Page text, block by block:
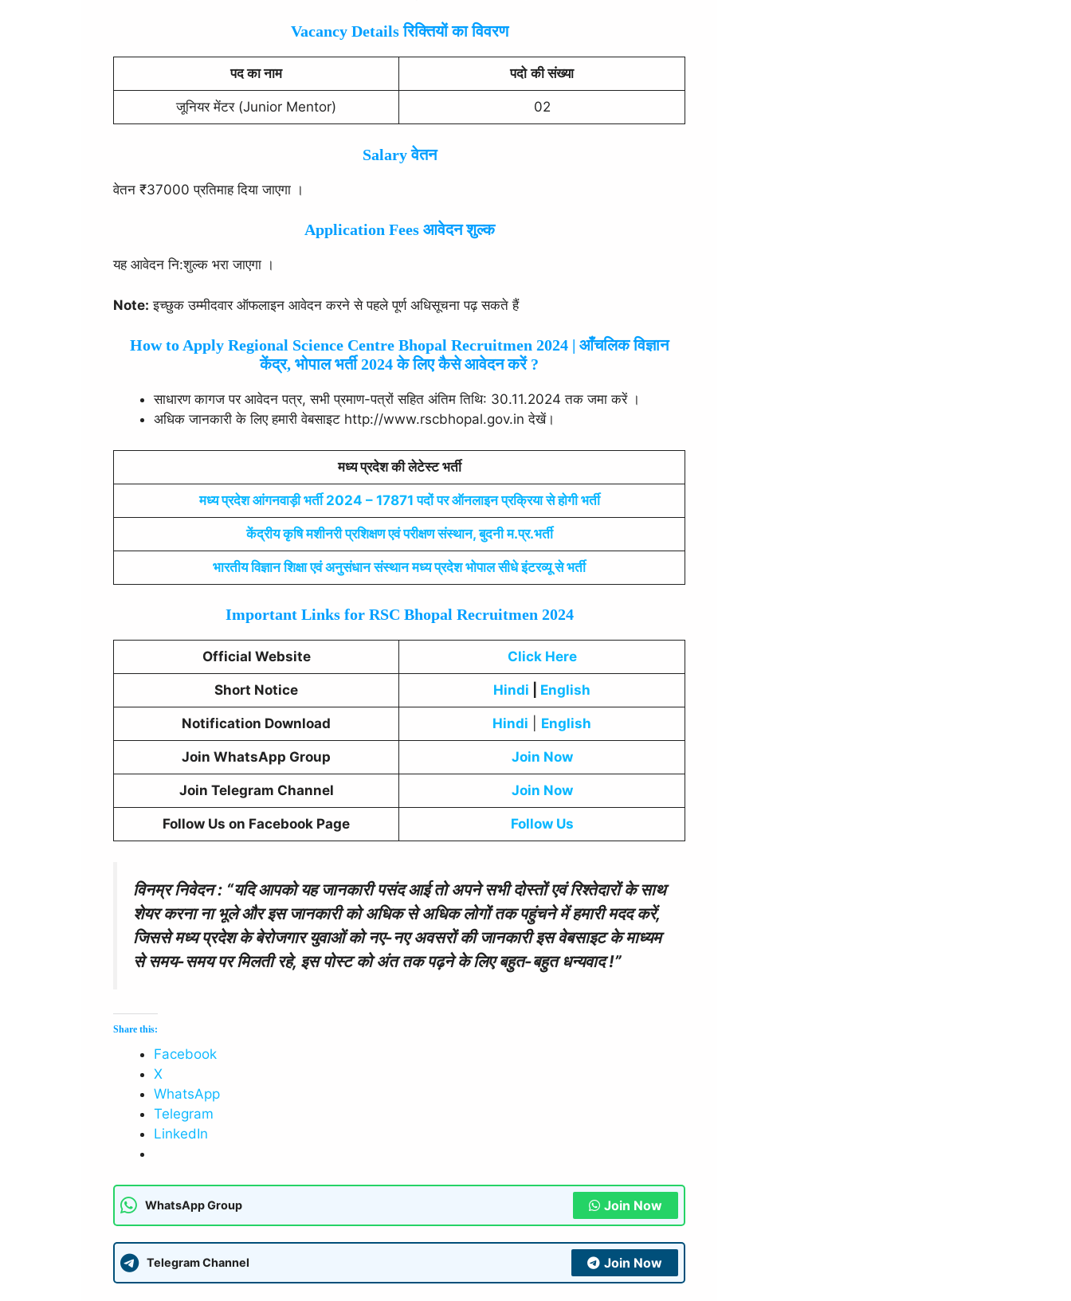
Vacancy Details रिक्तियों का विवरण
पद का नाम पदो की संख्या
जूनियर मेंटर (Junior Mentor) 02
Salary वेतन
वेतन ₹37000 प्रतिमाह दिया जाएगा ।
Application Fees आवेदन शुल्क
यह आवेदन नि:शुल्क भरा जाएगा ।
Note: इच्छुक उम्मीदवार ऑफलाइन आवेदन करने से पहले पूर्ण अधिसूचना पढ़ सकते हैं
How to Apply Regional Science Centre Bhopal Recruitmen 2024 | आँचलिक विज्ञान
केंद्र, भोपाल भर्ती 2024 के लिए कैसे आवेदन करें ?
साधारण कागज पर आवेदन पत्र, सभी प्रमाण-पत्रों सहित अंतिम तिथि: 30.11.2024 तक जमा करें ।
अधिक जानकारी के लिए हमारी वेबसाइट http://www.rscbhopal.gov.in देखें।
मध्य प्रदेश की लेटेस्ट भर्ती
मध्य प्रदेश आंगनवाड़ी भर्ती 2024 – 17871 पदों पर ऑनलाइन प्रक्रिया से होगी भर्ती
केंद्रीय कृषि मशीनरी प्रशिक्षण एवं परीक्षण संस्थान, बुदनी म.प्र.भर्ती
भारतीय विज्ञान शिक्षा एवं अनुसंधान संस्थान मध्य प्रदेश भोपाल सीधे इंटरव्यू से भर्ती
Important Links for RSC Bhopal Recruitmen 2024
Official Website Click Here
Short Notice Hindi English
Notification Download Hindi English
Join WhatsApp Group Join Now
Join Telegram Channel Join Now
Follow Us on Facebook Page Follow Us
विनम्र निवेदन : “यदि आपको यह जानकारी पसंद आई तो अपने सभी दोस्तों एवं रिश्तेदारों के साथ
शेयर करना ना भूले और इस जानकारी को अधिक से अधिक लोगों तक पहुंचने में हमारी मदद करें,
जिससे मध्य प्रदेश के बेरोजगार युवाओं को नए-नए अवसरों की जानकारी इस वेबसाइट के माध्यम
से समय-समय पर मिलती रहे, इस पोस्ट को अंत तक पढ़ने के लिए बहुत-बहुत धन्यवाद !”
Share this:
Facebook
X
WhatsApp
Telegram
LinkedIn
WhatsApp Group Join Now
Telegram Channel Join Now